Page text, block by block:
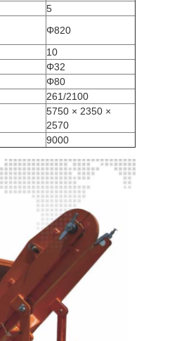
5
Φ820
10
Φ32
Φ80
261/2100
5750 × 2350 ×
2570
9000